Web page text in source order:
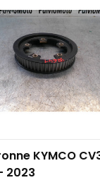
KYMCO
2023